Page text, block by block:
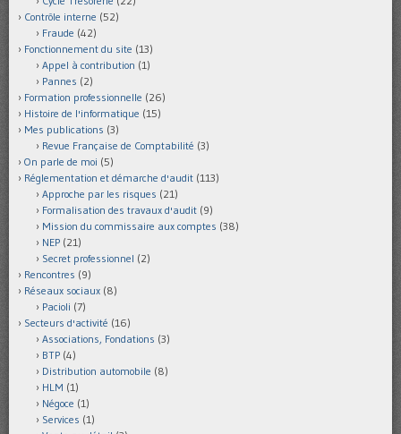
Contrôle interne (52)
Fraude (42)
Fonctionnement du site (13)
Appel à contribution (1)
Pannes (2)
Formation professionnelle (26)
Histoire de l'informatique (15)
Mes publications (3)
Revue Française de Comptabilité (3)
On parle de moi (5)
Réglementation et démarche d'audit (113)
Approche par les risques (21)
Formalisation des travaux d'audit (9)
Mission du commissaire aux comptes (38)
NEP (21)
Secret professionnel (2)
Rencontres (9)
Réseaux sociaux (8)
Pacioli (7)
Secteurs d'activité (16)
Associations, Fondations (3)
BTP (4)
Distribution automobile (8)
HLM (1)
Négoce (1)
Services (1)